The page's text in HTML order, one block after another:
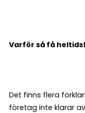
Varför så få
Det finns flera
företag inte klarar